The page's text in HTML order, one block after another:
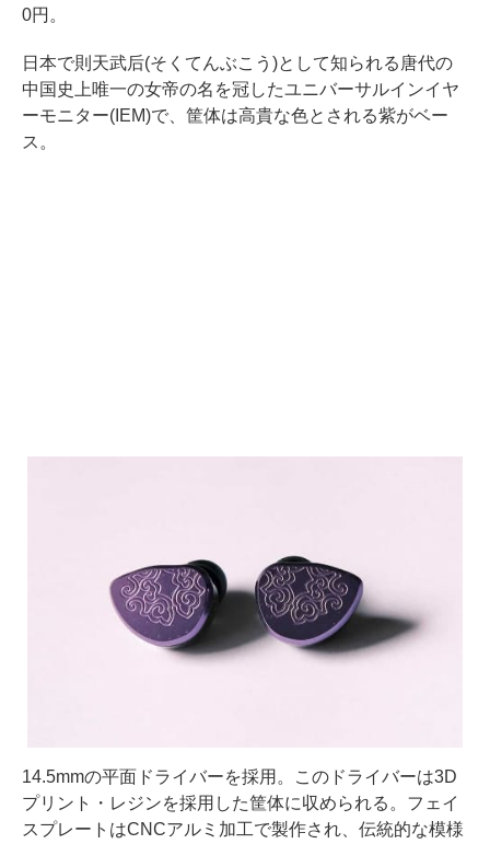
0円。
日本で則天武后(そくてんぶこう)として知られる唐代の
中国史上唯一の女帝の名を冠したユニバーサルインイヤ
ーモニター(IEM)で、筐体は高貴な色とされる紫がベー
ス。
14.5mmの平面ドライバーを採用。このドライバーは3D
プリント・レジンを採用した筐体に収められる。フェイ
スプレートはCNCアルミ加工で製作され、伝統的な模様